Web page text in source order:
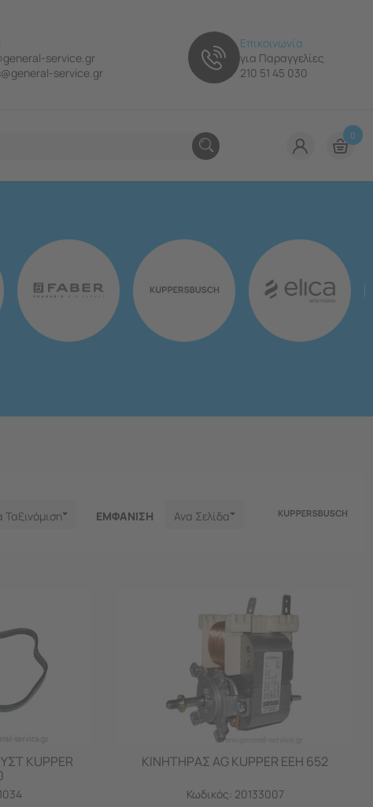
service.gr
service.gr
Επικοινωνία
για Παραγγελίες
210 51 45 030
0
Ταξινόμιση ΕΜΦΑNΙΣΗ Ανα Σελίδα
KUPPER
ΚΙΝΗΤΗΡΑΣ AG KUPPER EEH 652
Κωδικός: 20133007